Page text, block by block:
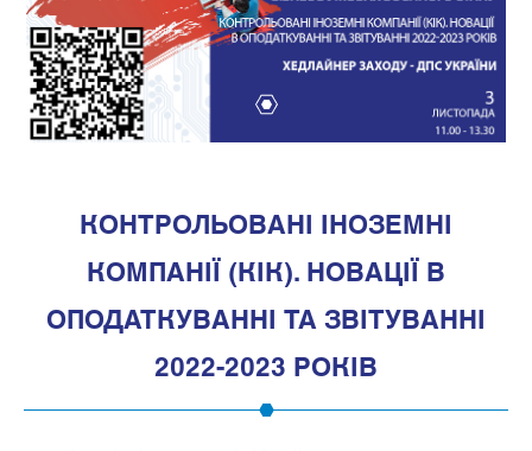
КОНТРОЛЬОВАНІ ІНОЗЕМНІ
КОМПАНІЇ (КІК). НОВАЦІЇ В
ОПОДАТКУВАННІ ТА ЗВІТУВАННІ
2022-2023 РОКІВ